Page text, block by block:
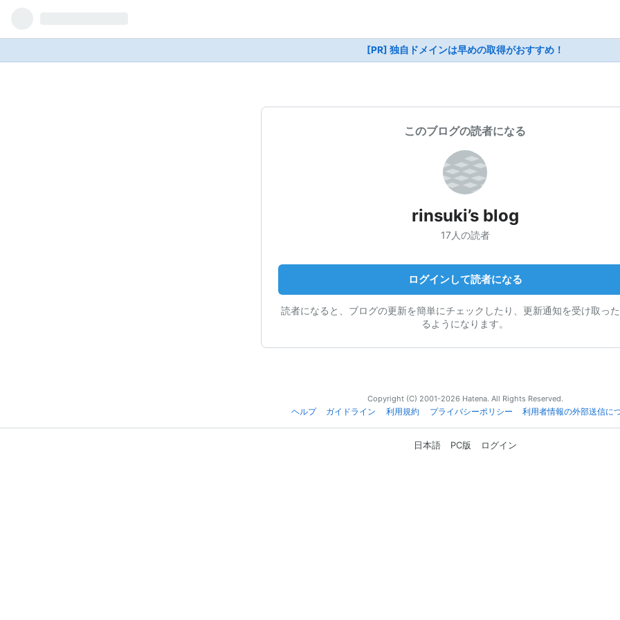
[PR] 独自ドメインは早めの取得がおすすめ！
このブログの読者になる
rinsuki’s blog
17人の読者
ログインして読者になる
読者になると、ブログの更新を簡単にチェックしたり、更新通知を受け取っ
るようになります。
Copyright (C) 2001-2026 Hatena. All Rights Reserved.
ヘルプ
ガイドライン 利用規約 プライバシーポリシー 利用者情報の外部送信に
日本語 PC版 ログイン